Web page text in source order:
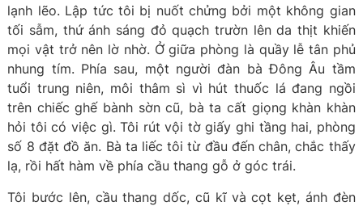
lạnh lẽo. Lập tức tôi bị nuốt chửng bởi một không gian
tối sẫm, thứ ánh sáng đỏ quạch trườn lên da thịt khiến
mọi vật trở nên lờ nhờ. Ở giữa phòng là quầy lễ tân phủ
nhung tím. Phía sau, một người đàn bà Đông Âu tầm
tuổi trung niên, môi thâm sì vì hút thuốc lá đang ngồi
trên chiếc ghế bành sờn cũ, bà ta cất giọng khàn khàn
hỏi tôi có việc gì. Tôi rút vội tờ giấy ghi tầng hai, phòng
số 8 đặt đồ ăn. Bà ta liếc tôi từ đầu đến chân, chắc thấy
lạ, rồi hất hàm về phía cầu thang gỗ ở góc trái.
Tôi bước lên, cầu thang dốc, cũ kĩ và cọt kẹt, ánh đèn